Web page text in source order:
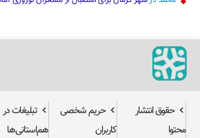
حقوق انتشار
محتوا
حریم شخصی
کاربران
تبلیغات در
هم‌استانی‌ها